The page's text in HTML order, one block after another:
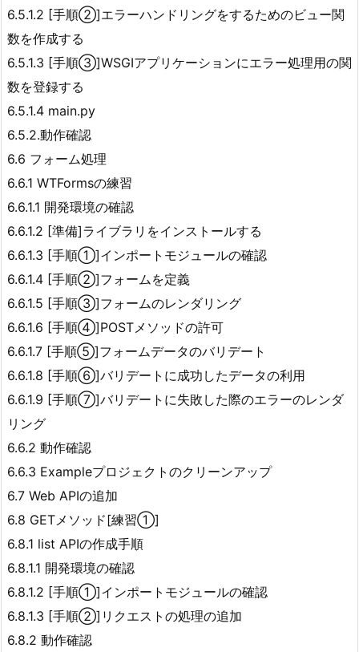
6.5.1.2 [手順②]エラーハンドリングをするためのビュー関
数を作成する
6.5.1.3 [手順③]WSGIアプリケーションにエラー処理用の関
数を登録する
6.5.1.4 main.py
6.5.2.動作確認
6.6 フォーム処理
6.6.1 WTFormsの練習
6.6.1.1 開発環境の確認
6.6.1.2 [準備]ライブラリをインストールする
6.6.1.3 [手順①]インポートモジュールの確認
6.6.1.4 [手順②]フォームを定義
6.6.1.5 [手順③]フォームのレンダリング
6.6.1.6 [手順④]POSTメソッドの許可
6.6.1.7 [手順⑤]フォームデータのバリデート
6.6.1.8 [手順⑥]バリデートに成功したデータの利用
6.6.1.9 [手順⑦]バリデートに失敗した際のエラーのレンダ
リング
6.6.2 動作確認
6.6.3 Exampleプロジェクトのクリーンアップ
6.7 Web APIの追加
6.8 GETメソッド[練習①]
6.8.1 list APIの作成手順
6.8.1.1 開発環境の確認
6.8.1.2 [手順①]インポートモジュールの確認
6.8.1.3 [手順②]リクエストの処理の追加
6.8.2 動作確認